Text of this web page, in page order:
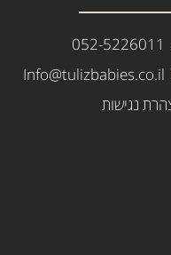
052-5226011
Info@tulizbabies.co.il
נגישות